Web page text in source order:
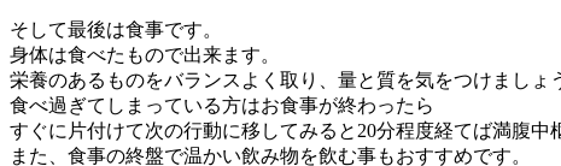
そして最後は食事です。
身体は食べたもので出来ます。
栄養のあるものをバランスよく取り、量と質を気をつけましょ
食べ過ぎてしまっている方はお食事が終わったら
すぐに片付けて次の行動に移してみると20分程度経てば満腹中
また、食事の終盤で温かい飲み物を飲む事もおすすめです。